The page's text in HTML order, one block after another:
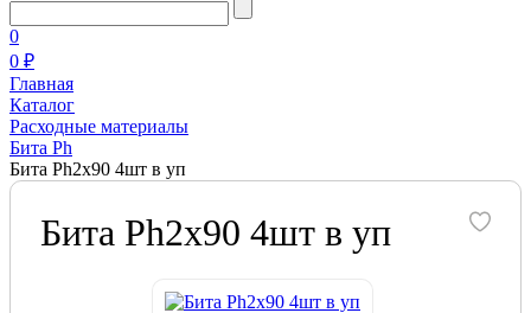
0
0 ₽
Главная
Каталог
Расходные материалы
Бита Ph
Бита Ph2х90 4шт в уп
Бита Ph2х90 4шт в уп